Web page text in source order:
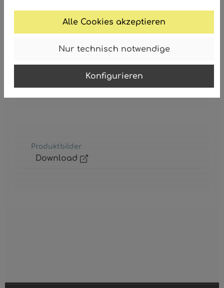
Alle Cookies akzeptieren
Nur technisch notwendige
Konfigurieren
ERSATZSTEINE ALLE FARBEN FÜR
15658H UND 15658T
Ersatzsteine alle Farben für 15658H und 15658T
Produktbilder
Download